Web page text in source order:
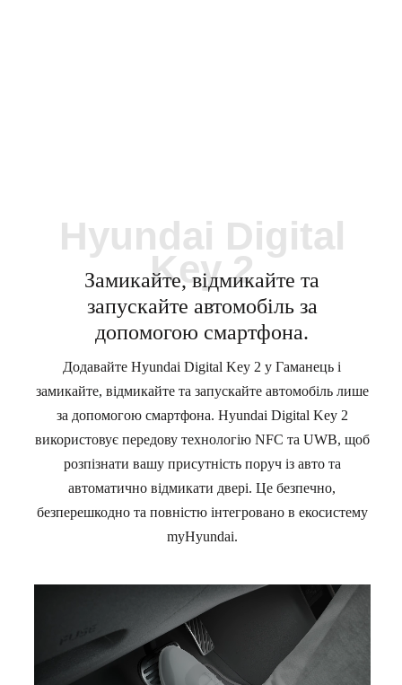
Hyundai Digital
Key 2
Замикайте, відмикайте та
запускайте автомобіль за
допомогою смартфона.
Додавайте Hyundai Digital Key 2 у Гаманець і
замикайте, відмикайте та запускайте автомобіль лише
за допомогою смартфона. Hyundai Digital Key 2
використовує передову технологію NFC та UWB, щоб
розпізнати вашу присутність поруч із авто та
автоматично відмикати двері. Це безпечно,
безперешкодно та повністю інтегровано в екосистему
myHyundai.